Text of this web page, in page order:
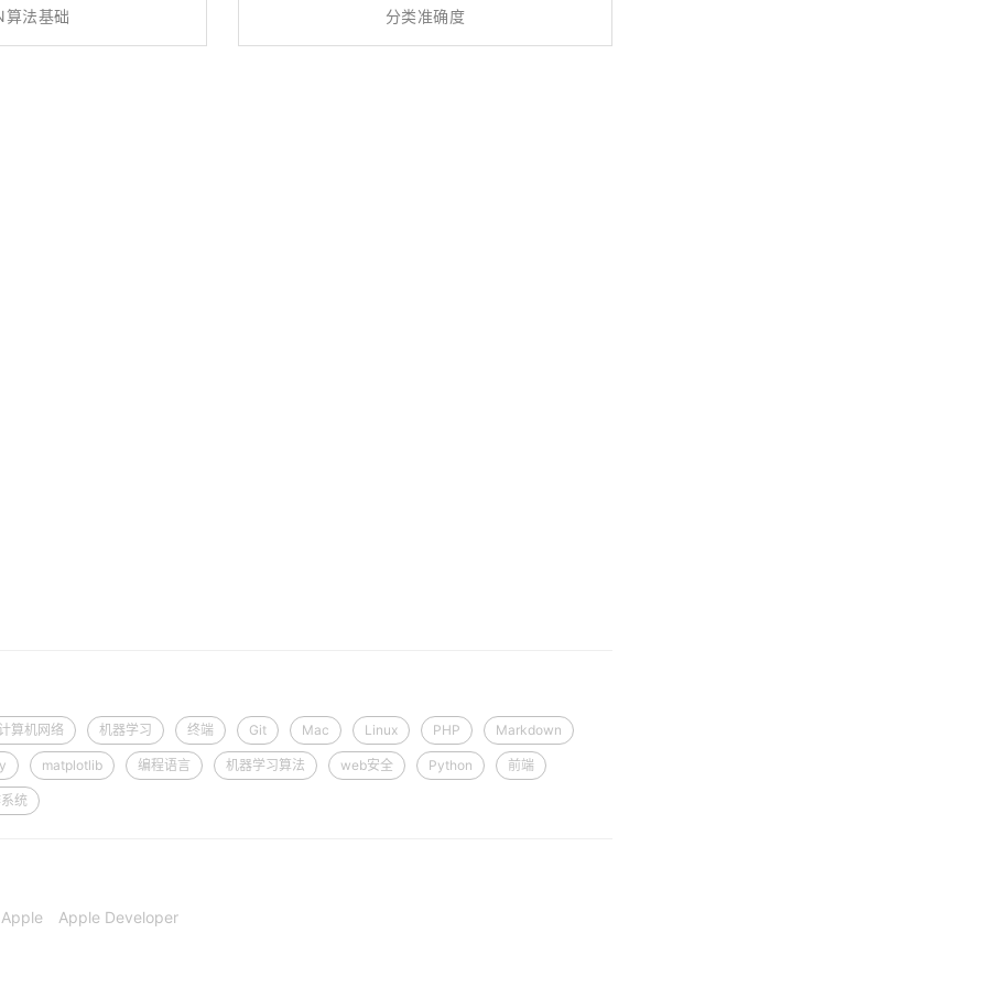
算法基础
分类准确度
算机网络 机器学习 终端 Git Mac Linux PHP Markdown
matplotlib 编程语言 机器学习算法 web安全 Python 前端
统
Apple Apple Developer